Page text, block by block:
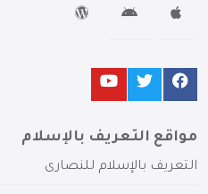
مواقع التعريف بالإسلام
التعريف بالإسلام للنصارى